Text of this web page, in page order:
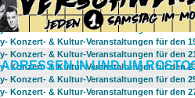
ADRESSEN IN UND UM